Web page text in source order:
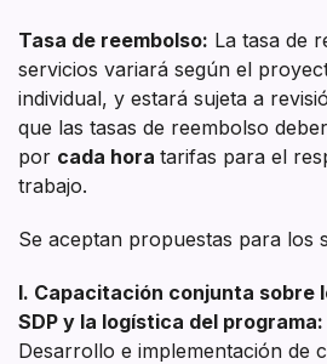
Tasa de reembolso: La tasa de
servicios variará según el
individual, y estará sujeta a
que las tasas de reembolso
por cada hora tarifas para el
trabajo.
Se aceptan propuestas para los
I. Capacitación conjunta sobre
SDP y la logística del programa:
Desarrollo e implementación de